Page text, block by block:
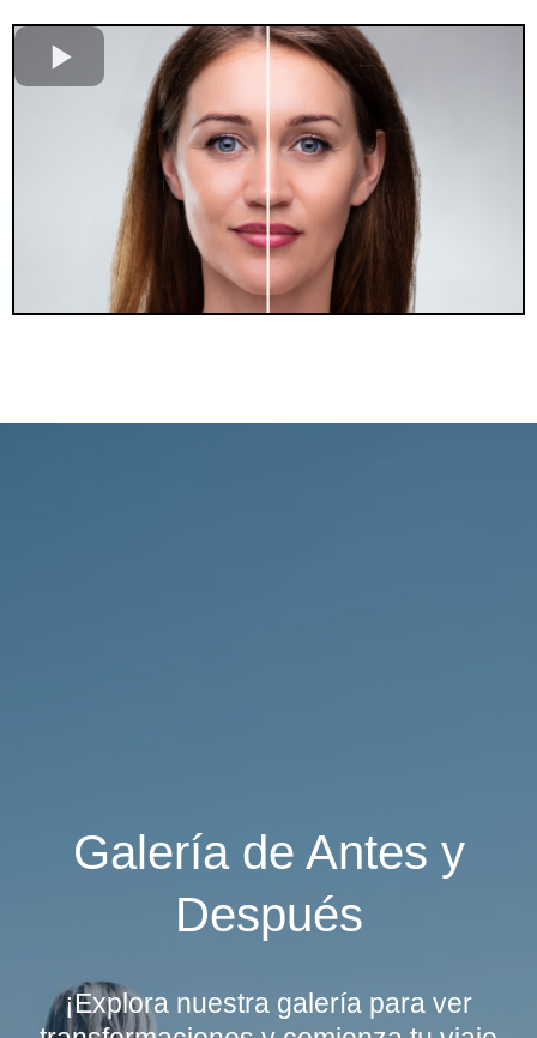
Galería de Antes y
Después
¡Explora nuestra galería para ver